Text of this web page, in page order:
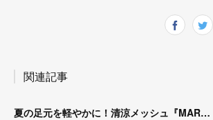
関連記事
夏の足元を軽やかに！清涼メッシュ『MARATHON-ME2』